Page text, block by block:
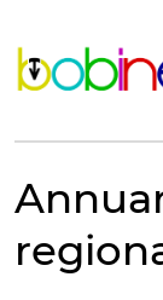
contenuto